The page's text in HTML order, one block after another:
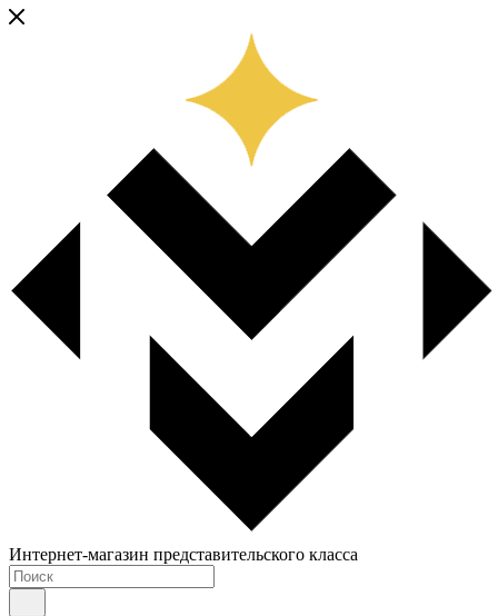
Интернет-магазин представительского класса